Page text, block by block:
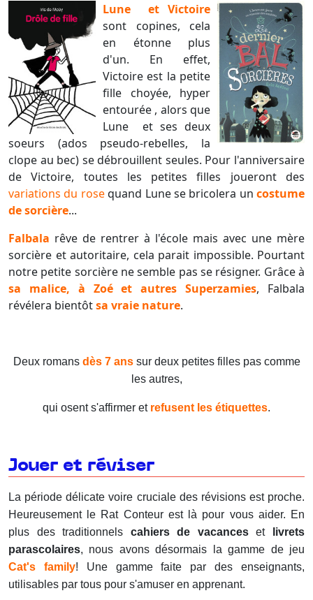
Lune et Victoire
sont copines, cela
en étonne plus
d'un. En effet,
Victoire est la petite
fille choyée, hyper
entourée , alors que
Lune et ses deux
soeurs (ados pseudo-rebelles, la
clope au bec) se débrouillent seules. Pour l'anniversaire
de Victoire, toutes les petites filles joueront des
variations du rosequand Lune se bricolera un costume
de sorcière...
Falbala rêve de rentrer à l'école mais avec une mère
sorcière et autoritaire, cela parait impossible. Pourtant
notre petite sorcière ne semble pas se résigner. Grâce à
sa malice, à Zoé et autres Superzamies, Falbala
révélera bientôtsa vraie nature.
Deux romans dès 7 anssur deux petites filles pas comme
les autres,
qui osent s'affirmer et refusent les étiquettes.
Jouer et réviser
La période délicate voire cruciale des révisions est proche.
Heureusement le Rat Conteur est là pour vous aider. En
plus des traditionnels cahiers de vacanceset
livrets
parascolaires, nous avons désormais la gamme de jeu
Cat's family! Une gamme faite par des enseignants,
utilisables par tous pour s'amuser en apprenant.